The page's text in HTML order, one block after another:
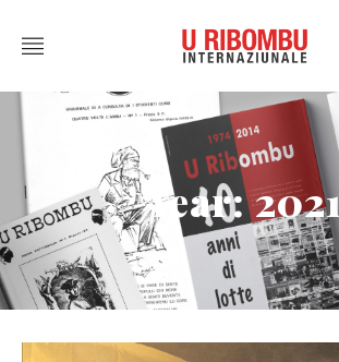
Year: 2021